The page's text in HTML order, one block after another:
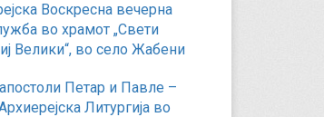
Воскресна вечерна
во храмот „Свети
Велики“, во село Жабени
Петар и Павле –
Литургија во